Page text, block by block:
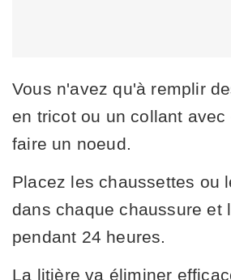
Vous n'avez qu'à remplir
en tricot ou un collant
faire un noeud.
Placez les chaussettes ou
dans chaque chaussure et
pendant 24 heures.
La litière va éliminer